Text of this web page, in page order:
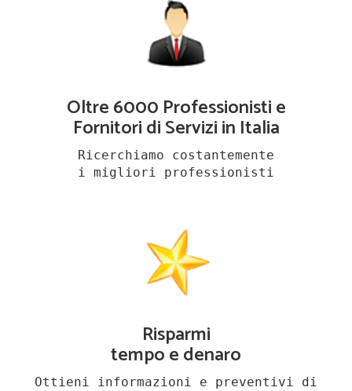
Oltre 6000 Professionisti e
Fornitori di Servizi in Italia
Ricerchiamo costantemente
i migliori professionisti
Risparmi
tempo e denaro
Ottieni informazioni e preventivi di